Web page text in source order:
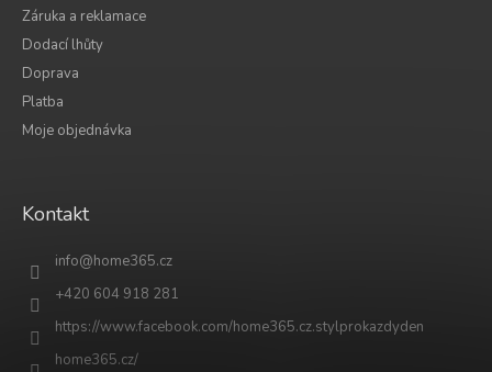
Záruka a reklamace
Dodací lhůty
Doprava
Platba
Moje objednávka
Kontakt
info@home365.cz
+420 604 918 281
https://www.facebook.com/home365.cz.stylprokazdyden
home365.cz/